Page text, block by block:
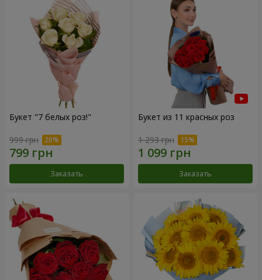
Букет "7 белых роз!"
999 грн
Заказать
Букет из 11 красных роз
1 293 грн
Заказать